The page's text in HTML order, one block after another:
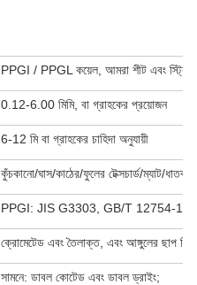
PPGI / PPGL কয়েল, আমরা শীট এবং
0.12-6.00 মিমি, বা গ্রাহকের প্রয়োজন
6-12 মি বা গ্রাহকের চাহিদা অনুযায়ী
কুঁচকানো/ঘাস/কাঠের/ফুলের টেক্সচার্ড/ম্যাট/ধাতব
PPGI: JIS G3303, GB/T 12754-
ক্রোমেটেড এবং তৈলাক্ত, এবং আঙ্গুলের ছাপ
সামনে: ডাবল কোটেড এবং ডাবল ড্রাইং;